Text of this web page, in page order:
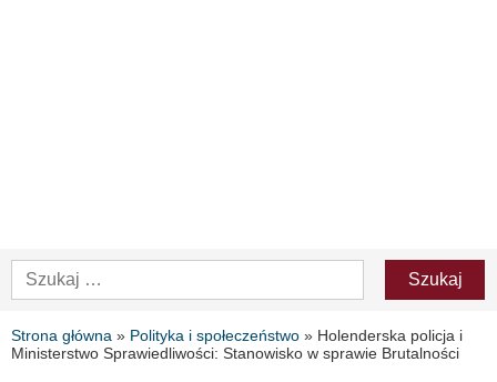
Strona główna » Polityka i społeczeństwo » Holenderska policja i
Ministerstwo Sprawiedliwości: Stanowisko w sprawie Brutalności